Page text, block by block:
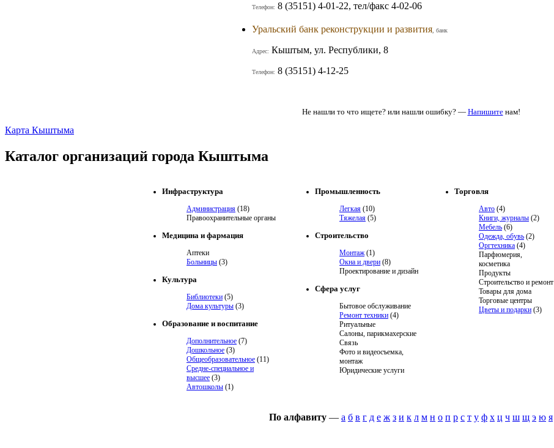
Телефон: 8 (35151) 4-01-22, тел/факс 4-02-06
Уральский банк реконструкции и развития, банк
Адрес: Кыштым, ул. Республики, 8
Телефон: 8 (35151) 4-12-25
Не нашли то что ищете? или нашли ошибку? — Напишитенам!
Карта Кыштыма
Каталог организаций города Кыштыма
Инфраструктура
Администрация (18)
Правоохранительные органы
Медицина и фармация
Аптеки
Больницы (3)
Культура
Библиотеки (5)
Дома культуры (3)
Образование и воспитание
Дополнительное (7)
Дошкольное (3)
Общеобразовательное (11)
Средне-специальное и
высшее (3)
Автошколы (1)
Промышленность
Легкая (10)
Тяжелая (5)
Строительство
Монтаж(1)
Окна и двери (8)
Проектирование и дизайн
Сфера услуг
Бытовое обслуживание
Ремонт техники (4)
Ритуальные
Салоны, парикмахерские
Связь
Фото и видеосъемка,
монтаж
Юридические услуги
Торговля
Авто (4)
Книги, журналы (2)
Мебель (6)
Одежда, обувь (2)
Оргтехника (4)
Парфюмерия,
косметика
Продукты
Строительство и ремонт
Товары для дома
Торговые центры
Цветы и подарки (3)
По алфавиту — а б в г д е ж з и к л м н о п р с т у ф х ц ч ш щ э ю я